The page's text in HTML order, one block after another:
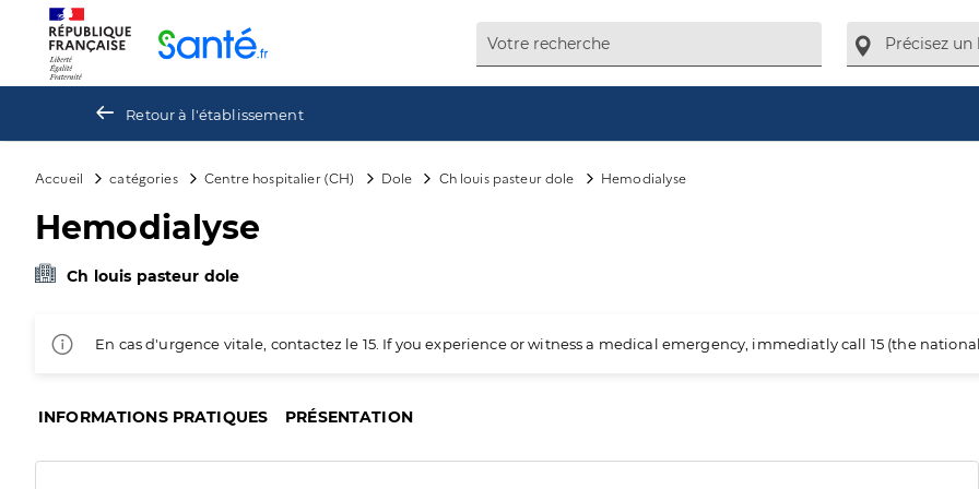
Retour à l'établissement
Accueil catégories Centre hospitalier (CH) Dole Ch louis pasteur dole Hemodialyse
Hemodialyse
Ch louis pasteur dole
En cas d'urgence vitale, contactez le 15. If you experience or witness a medical emergency, immediatly call 15 (the
INFORMATIONS PRATIQUES PRÉSENTATION
Panneau de gestion des cookies